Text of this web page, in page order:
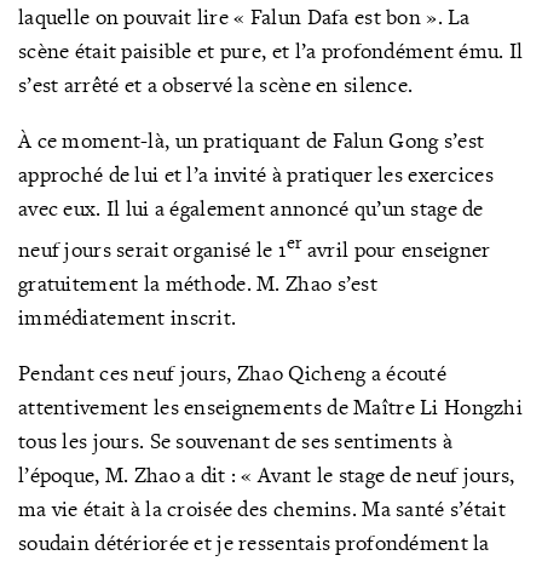
laquelle on pouvait lire « Falun Dafa est bon ». La
scène était paisible et pure, et l’a profondément ému. Il
s’est arrêté et a observé la scène en silence.
À ce moment-là, un pratiquant de Falun Gong s’est
approché de lui et l’a invité à pratiquer les exercices
avec eux. Il lui a également annoncé qu’un stage de
neuf jours serait organisé le 1er avril pour enseigner
gratuitement la méthode. M. Zhao s’est
immédiatement inscrit.
Pendant ces neuf jours, Zhao Qicheng a écouté
attentivement les enseignements de Maître Li Hongzhi
tous les jours. Se souvenant de ses sentiments à
l’époque, M. Zhao a dit : « Avant le stage de neuf jours,
ma vie était à la croisée des chemins. Ma santé s’était
soudain détériorée et je ressentais profondément la